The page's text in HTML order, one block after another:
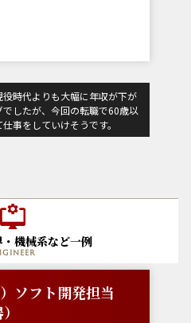
時代よりも大幅に年収が下が
でしたが、今回の転職で60歳以
事をしていけそうです。
機械系など一例
ソフト開発担当